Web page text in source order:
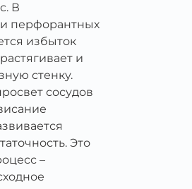
В
перфорантных
избыток
и
стенку.
сосудов
Это
–